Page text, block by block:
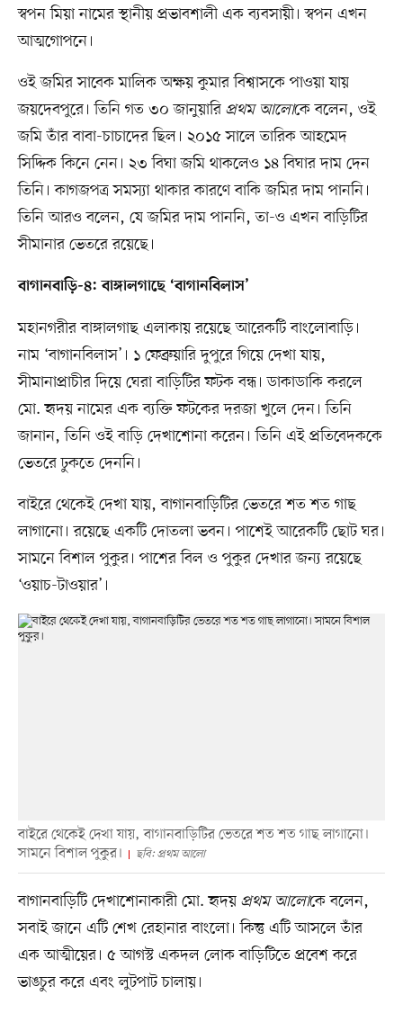
স্বপন মিয়া নামের স্থানীয় প্রভাবশালী এক ব্যবসায়ী। স্বপন এখন
আত্মগোপনে।
ওই জমির সাবেক মালিক অক্ষয় কুমার বিশ্বাসকে পাওয়া যায়
জয়দেবপুরে। তিনি গত ৩০ জানুয়ারি প্রথম আলোকে বলেন, ওই
জমি তাঁর বাবা-চাচাদের ছিল। ২০১৫ সালে তারিক আহমেদ
সিদ্দিক কিনে নেন। ২৩ বিঘা জমি থাকলেও ১৪ বিঘার দাম দেন
তিনি। কাগজপত্র সমস্যা থাকার কারণে বাকি জমির দাম পাননি।
তিনি আরও বলেন, যে জমির দাম পাননি, তা-ও এখন বাড়িটির
সীমানার ভেতরে রয়েছে।
বাগানবাড়ি-৪: বাঙ্গালগাছে ‘বাগানবিলাস’
মহানগরীর বাঙ্গালগাছ এলাকায় রয়েছে আরেকটি বাংলোবাড়ি।
নাম ‘বাগানবিলাস’। ১ ফেব্রুয়ারি দুপুরে গিয়ে দেখা যায়,
সীমানাপ্রাচীর দিয়ে ঘেরা বাড়িটির ফটক বন্ধ। ডাকাডাকি করলে
মো. হৃদয় নামের এক ব্যক্তি ফটকের দরজা খুলে দেন। তিনি
জানান, তিনি ওই বাড়ি দেখাশোনা করেন। তিনি এই প্রতিবেদককে
ভেতরে ঢুকতে দেননি।
বাইরে থেকেই দেখা যায়, বাগানবাড়িটির ভেতরে শত শত গাছ
লাগানো। রয়েছে একটি দোতলা ভবন। পাশেই আরেকটি ছোট ঘর।
সামনে বিশাল পুকুর। পাশের বিল ও পুকুর দেখার জন্য রয়েছে
‘ওয়াচ-টাওয়ার’।
বাইরে থেকেই দেখা যায়, বাগানবাড়িটির ভেতরে শত শত গাছ লাগানো।
সামনে বিশাল পুকুর।
ছবি: প্রথম আলো
বাগানবাড়িটি দেখাশোনাকারী মো. হৃদয় প্রথম আলোকে বলেন,
সবাই জানে এটি শেখ রেহানার বাংলো। কিন্তু এটি আসলে তাঁর
এক আত্মীয়ের। ৫ আগস্ট একদল লোক বাড়িটিতে প্রবেশ করে
ভাঙচুর করে এবং লুটপাট চালায়।